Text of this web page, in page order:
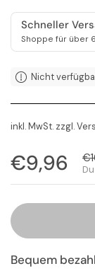
Schneller
Shoppe für über
Nicht
inkl. MwSt. zzgl.
€9,96
Bequem